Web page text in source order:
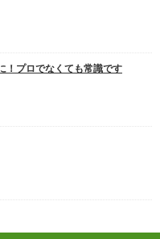
！プロでなくても常識です